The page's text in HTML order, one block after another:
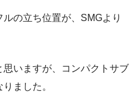
の立ち位置が、SMGより
思いますが、コンパクトサブ
ました。